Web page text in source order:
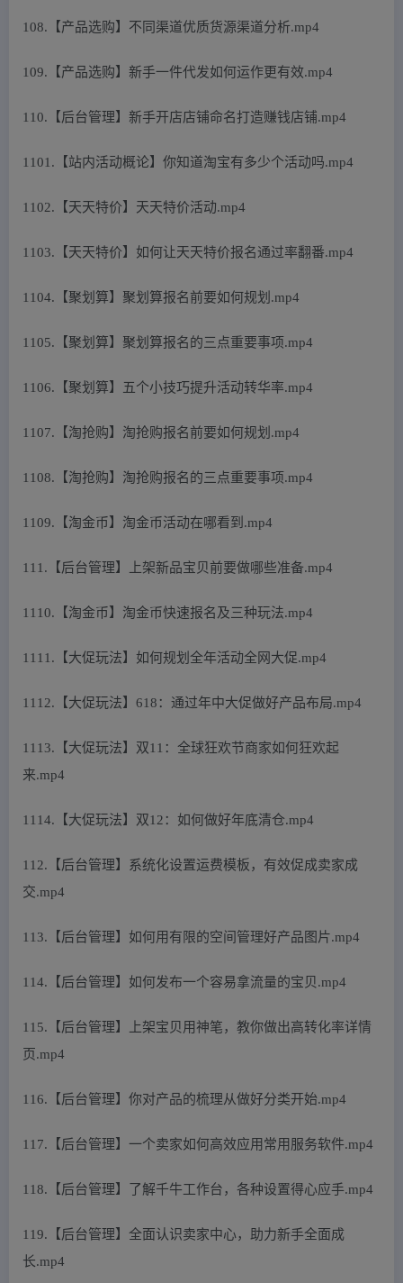
108.【产品选购】不同渠道优质货源渠道分析.mp4
109.【产品选购】新手一件代发如何运作更有效.mp4
110.【后台管理】新手开店店铺命名打造赚钱店铺.mp4
1101.【站内活动概论】你知道淘宝有多少个活动吗.mp4
1102.【天天特价】天天特价活动.mp4
1103.【天天特价】如何让天天特价报名通过率翻番.mp4
1104.【聚划算】聚划算报名前要如何规划.mp4
1105.【聚划算】聚划算报名的三点重要事项.mp4
1106.【聚划算】五个小技巧提升活动转华率.mp4
1107.【淘抢购】淘抢购报名前要如何规划.mp4
1108.【淘抢购】淘抢购报名的三点重要事项.mp4
1109.【淘金币】淘金币活动在哪看到.mp4
111.【后台管理】上架新品宝贝前要做哪些准备.mp4
1110.【淘金币】淘金币快速报名及三种玩法.mp4
1111.【大促玩法】如何规划全年活动全网大促.mp4
1112.【大促玩法】618：通过年中大促做好产品布局.mp4
1113.【大促玩法】双11：全球狂欢节商家如何狂欢起
来.mp4
1114.【大促玩法】双12：如何做好年底清仓.mp4
112.【后台管理】系统化设置运费模板，有效促成卖家成
交.mp4
113.【后台管理】如何用有限的空间管理好产品图片.mp4
114.【后台管理】如何发布一个容易拿流量的宝贝.mp4
115.【后台管理】上架宝贝用神笔，教你做出高转化率详情
页.mp4
116.【后台管理】你对产品的梳理从做好分类开始.mp4
117.【后台管理】一个卖家如何高效应用常用服务软件.mp4
118.【后台管理】了解千牛工作台，各种设置得心应手.mp4
119.【后台管理】全面认识卖家中心，助力新手全面成
长.mp4